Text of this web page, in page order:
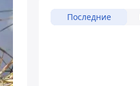
Последние